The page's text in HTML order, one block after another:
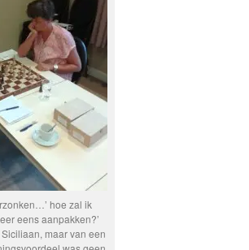
hoe zal ik
eens aanpakken?’
maar van een